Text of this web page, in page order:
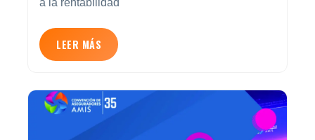
a la rentabilidad
LEER MÁS